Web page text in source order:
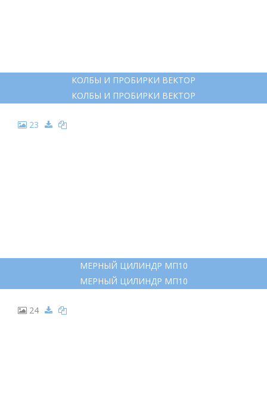
КОЛБЫ И ПРОБИРКИ ВЕКТОР
КОЛБЫ И ПРОБИРКИ ВЕКТОР
23
МЕРНЫЙ ЦИЛИНДР МП10
МЕРНЫЙ ЦИЛИНДР МП10
24